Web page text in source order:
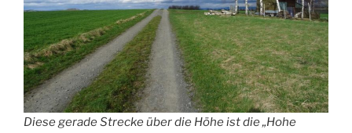
Diese gerade Strecke über die Höhe ist die „Hohe